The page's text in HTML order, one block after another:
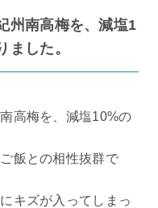
州南高梅を、減塩1
ました。
高梅を、減塩10%の
飯との相性抜群で
キズが入ってしまっ